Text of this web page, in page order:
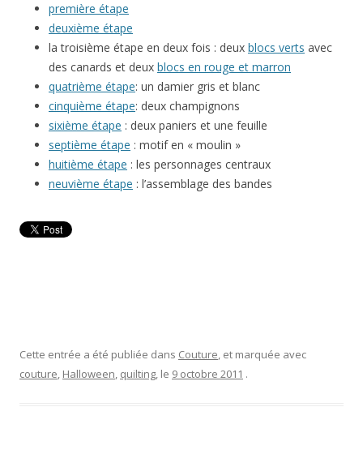
première étape
deuxième étape
la troisième étape en deux fois : deux blocs verts avec
des canards et deux blocs en rouge et marron
quatrième étape: un damier gris et blanc
cinquième étape: deux champignons
sixième étape : deux paniers et une feuille
septième étape : motif en « moulin »
huitième étape : les personnages centraux
neuvième étape : l’assemblage des bandes
Cette entrée a été publiée dans Couture, et marquée avec
couture, Halloween, quilting, le 9 octobre 2011 .